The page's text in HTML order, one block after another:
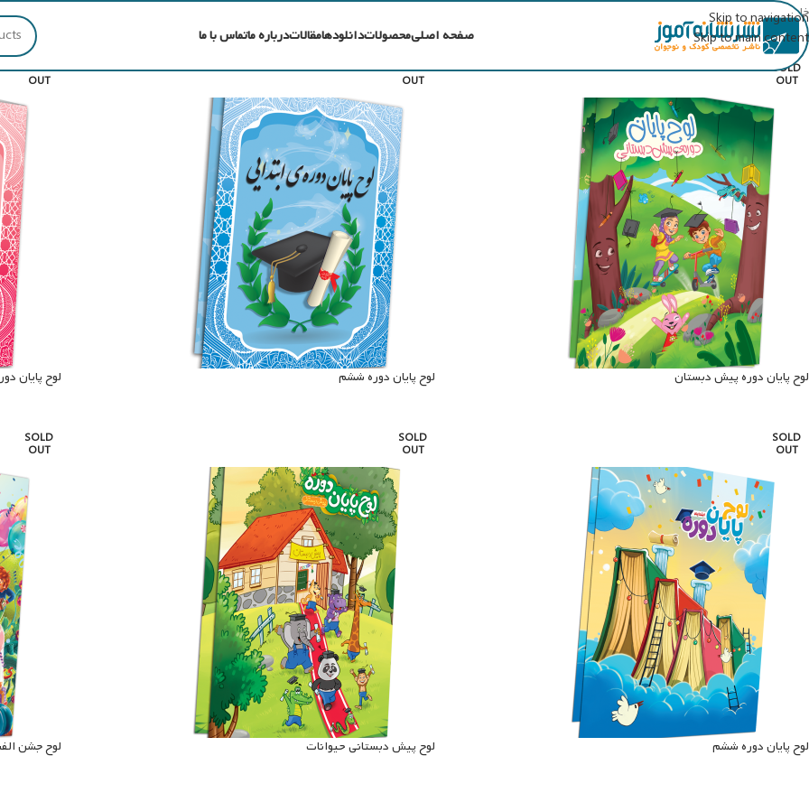
Skip to navigation
Skip to main content
صفحه اصلیمحصولاتدانلودهامقالاتدرباره ماتماس با ما
خانهلوح
SOLD
OUT
لوح پایان دوره پیش دبستان
SOLD
OUT
لوح پایان دوره ششم
SOLD
OUT
لوح پایان
SOLD
OUT
لوح پایان دوره ششم
SOLD
OUT
لوح پیش دبستانی حیوانات
SOLD
OUT
لوح جشن